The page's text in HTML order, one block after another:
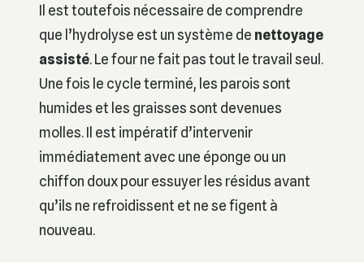
Il est toutefois nécessaire de comprendre
que l’hydrolyse est un système de nettoyage
assisté. Le four ne fait pas tout le travail seul.
Une fois le cycle terminé, les parois sont
humides et les graisses sont devenues
molles. Il est impératif d’intervenir
immédiatement avec une éponge ou un
chiffon doux pour essuyer les résidus avant
qu’ils ne refroidissent et ne se figent à
nouveau.